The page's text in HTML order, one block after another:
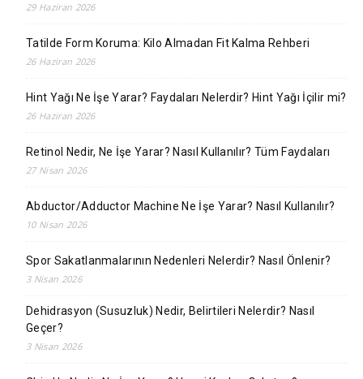
29 Haziran 2026
Tatilde Form Koruma: Kilo Almadan Fit Kalma Rehberi
26 Haziran 2026
Hint Yağı Ne İşe Yarar? Faydaları Nelerdir? Hint Yağı İçilir mi?
26 Haziran 2026
Retinol Nedir, Ne İşe Yarar? Nasıl Kullanılır? Tüm Faydaları
27 Nisan 2026
Abductor/Adductor Machine Ne İşe Yarar? Nasıl Kullanılır?
10 Nisan 2026
Spor Sakatlanmalarının Nedenleri Nelerdir? Nasıl Önlenir?
3 Nisan 2026
Dehidrasyon (Susuzluk) Nedir, Belirtileri Nelerdir? Nasıl
Geçer?
3 Nisan 2026